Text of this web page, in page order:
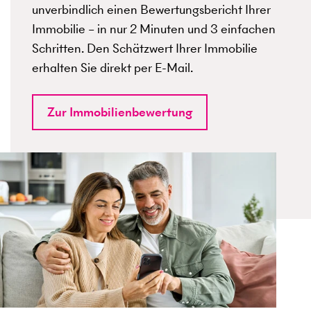
unverbindlich einen Bewertungsbericht Ihrer
Immobilie – in nur 2 Minuten und 3 einfachen
Schritten. Den Schätzwert Ihrer Immobilie
erhalten Sie direkt per E-Mail.
Zur Immobilienbewertung